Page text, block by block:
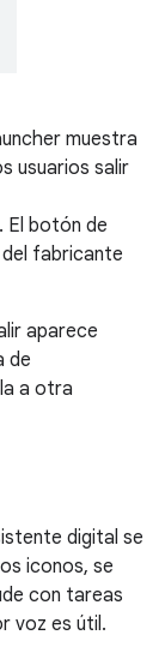
muestra
usuarios salir
El botón de
fabricante
aparece
de
a otra
digital se
iconos, se
con tareas
voz es útil.